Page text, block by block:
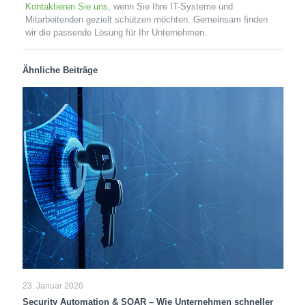
Kontaktieren Sie uns , wenn Sie Ihre IT-Systeme und
Mitarbeitenden gezielt schützen möchten. Gemeinsam finden
wir die passende Lösung für Ihr Unternehmen.
Ähnliche Beiträge
23. Januar 2026
Security Automation & SOAR – Wie Unternehmen schneller